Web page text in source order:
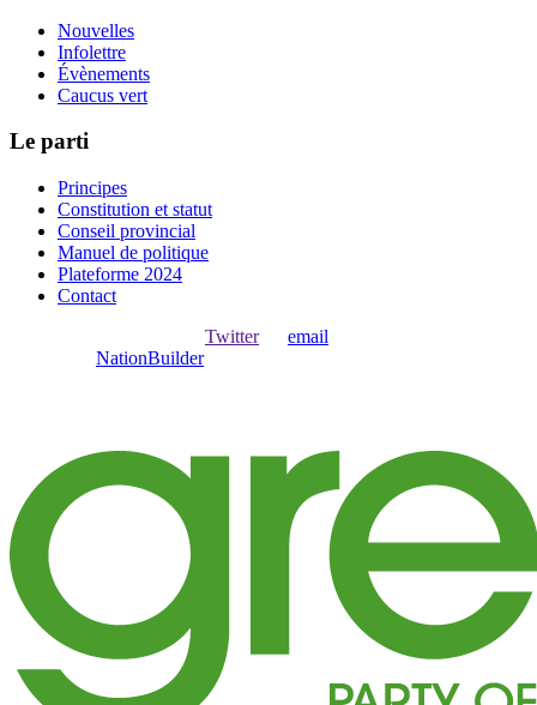
Nouvelles
Infolettre
Évènements
Caucus vert
Le parti
Principes
Constitution et statut
Conseil provincial
Manuel de politique
Plateforme 2024
Contact
Twitterou email
NationBuilder